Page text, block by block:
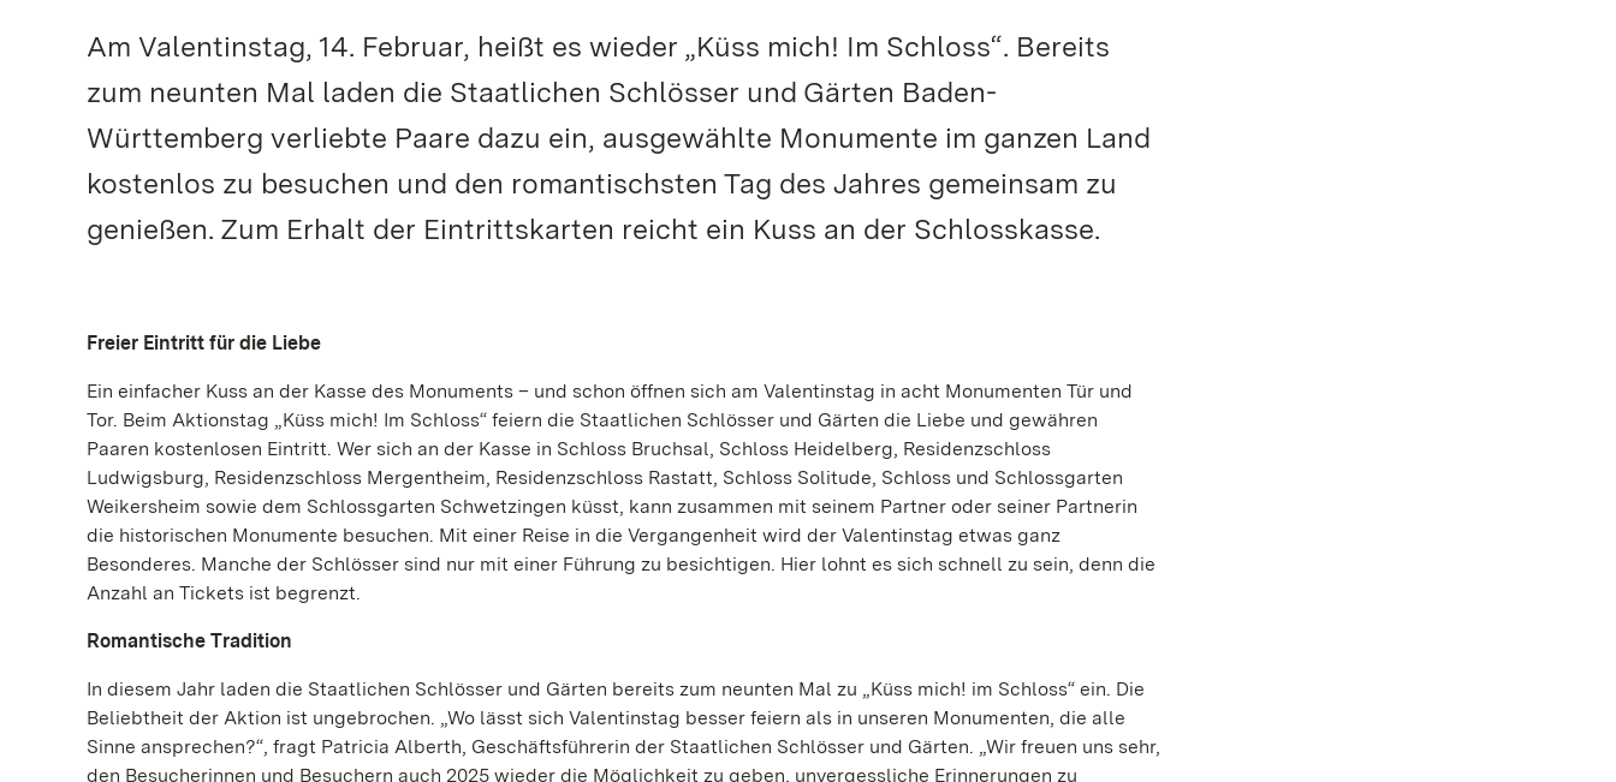
Am Valentinstag, 14. Februar, heißt es wieder „Küss mich! Im Schloss“. Bereits
zum neunten Mal laden die Staatlichen Schlösser und Gärten Baden-
Württemberg verliebte Paare dazu ein, ausgewählte Monumente im ganzen Land
kostenlos zu besuchen und den romantischsten Tag des Jahres gemeinsam zu
genießen. Zum Erhalt der Eintrittskarten reicht ein Kuss an der Schlosskasse.
Freier Eintritt für die Liebe
Ein einfacher Kuss an der Kasse des Monuments – und schon öffnen sich am Valentinstag in acht Monumenten Tür und
Tor. Beim Aktionstag „Küss mich! Im Schloss“ feiern die Staatlichen Schlösser und Gärten die Liebe und gewähren
Paaren kostenlosen Eintritt. Wer sich an der Kasse in Schloss Bruchsal, Schloss Heidelberg, Residenzschloss
Ludwigsburg, Residenzschloss Mergentheim, Residenzschloss Rastatt, Schloss Solitude, Schloss und Schlossgarten
Weikersheim sowie dem Schlossgarten Schwetzingen küsst, kann zusammen mit seinem Partner oder seiner Partnerin
die historischen Monumente besuchen. Mit einer Reise in die Vergangenheit wird der Valentinstag etwas ganz
Besonderes. Manche der Schlösser sind nur mit einer Führung zu besichtigen. Hier lohnt es sich schnell zu sein, denn die
Anzahl an Tickets ist begrenzt.
Romantische Tradition
In diesem Jahr laden die Staatlichen Schlösser und Gärten bereits zum neunten Mal zu „Küss mich! im Schloss“ ein. Die
Beliebtheit der Aktion ist ungebrochen. „Wo lässt sich Valentinstag besser feiern als in unseren Monumenten, die alle
Sinne ansprechen?“, fragt Patricia Alberth, Geschäftsführerin der Staatlichen Schlösser und Gärten. „Wir freuen uns sehr,
den Besucherinnen und Besuchern auch 2025 wieder die Möglichkeit zu geben, unvergessliche Erinnerungen zu